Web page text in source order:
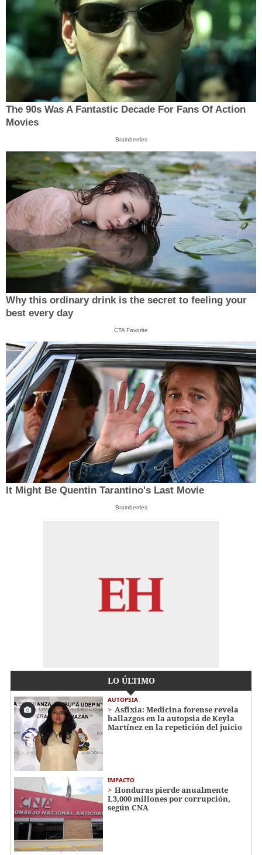
The 90s Was A Fantastic Decade For Fans Of Action
Movies
Brainberries
Why this ordinary drink is the secret to feeling your
best every day
CTA Favorite
It Might Be Quentin Tarantino's Last Movie
Brainberries
LO ÚLTIMO
AUTOPSIA
Asfixia: Medicina forense revela
hallazgos en la autopsia de Keyla
Martínez en la repetición del juicio
IMPACTO
Honduras pierde anualmente
L3,000 millones por corrupción,
según CNA